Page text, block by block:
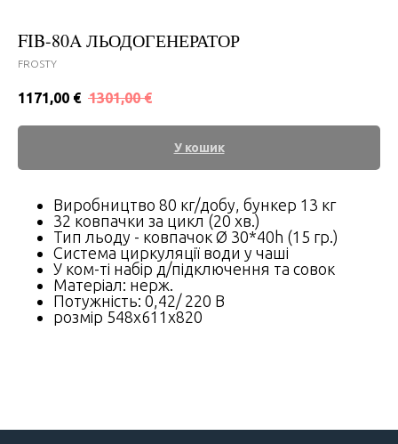
FIB-80A ЛЬОДОГЕНЕРАТОР
FROSTY
1171,00 € 1301,00 €
У кошик
Виробництво 80 кг/добу, бункер 13 кг
32 ковпачки за цикл (20 хв.)
Тип льоду - ковпачок Ø 30*40h (15 гр.)
Система циркуляції води у чаші
У ком-ті набір д/підключення та совок
Матеріал: нерж.
Потужність: 0,42/ 220 В
розмір 548x611х820